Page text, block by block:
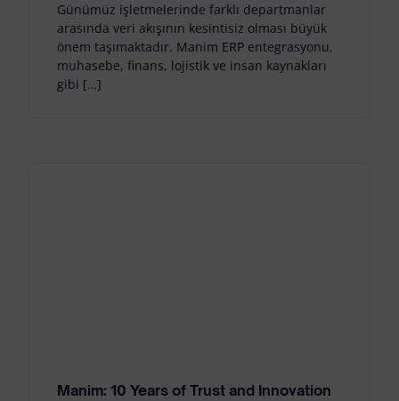
Günümüz işletmelerinde farklı departmanlar
arasında veri akışının kesintisiz olması büyük
önem taşımaktadır. Manim ERP entegrasyonu,
muhasebe, finans, lojistik ve insan kaynakları
gibi […]
Manim: 10 Years of Trust and Innovation